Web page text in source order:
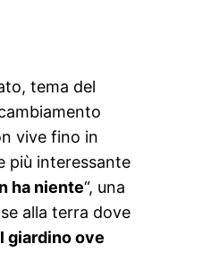
tema del
vive fino in
più interessante
ha niente“, una
alla terra dove
giardino ove